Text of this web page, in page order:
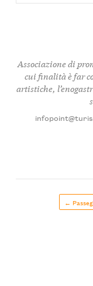
Associazione di
cui finalità è far
artistiche,
←